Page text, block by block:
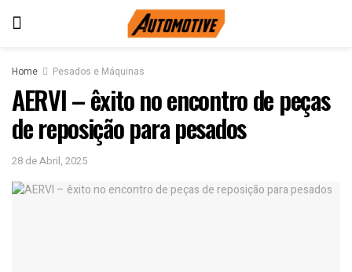
Home Pesados e Máquinas
AERVI – êxito no encontro de peças
de reposição para pesados
28 de Abril, 2025